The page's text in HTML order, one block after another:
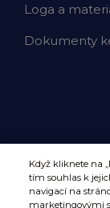
Loga a
Dokumenty
Když kliknete na
tím souhlas k
navigací na
marketingovými